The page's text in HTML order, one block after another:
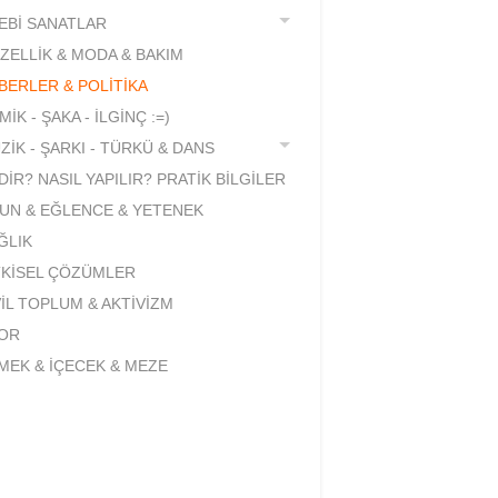
SANATLAR
& MODA & BAKIM
& POLİTİKA
- ŞAKA - İLGİNÇ :=)
- ŞARKI - TÜRKÜ & DANS
NASIL YAPILIR? PRATİK BİLGİLER
& EĞLENCE & YETENEK
ÇÖZÜMLER
TOPLUM & AKTİVİZM
& İÇECEK & MEZE